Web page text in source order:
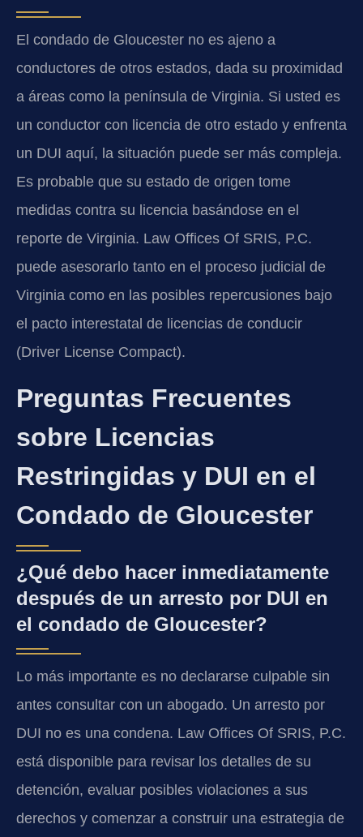
El condado de Gloucester no es ajeno a
conductores de otros estados, dada su proximidad
a áreas como la península de Virginia. Si usted es
un conductor con licencia de otro estado y enfrenta
un DUI aquí, la situación puede ser más compleja.
Es probable que su estado de origen tome
medidas contra su licencia basándose en el
reporte de Virginia. Law Offices Of SRIS, P.C.
puede asesorarlo tanto en el proceso judicial de
Virginia como en las posibles repercusiones bajo
el pacto interestatal de licencias de conducir
(Driver License Compact).
Preguntas Frecuentes
sobre Licencias
Restringidas y DUI en el
Condado de Gloucester
¿Qué debo hacer inmediatamente
después de un arresto por DUI en
el condado de Gloucester?
Lo más importante es no declararse culpable sin
antes consultar con un abogado. Un arresto por
DUI no es una condena. Law Offices Of SRIS, P.C.
está disponible para revisar los detalles de su
detención, evaluar posibles violaciones a sus
derechos y comenzar a construir una estrategia de